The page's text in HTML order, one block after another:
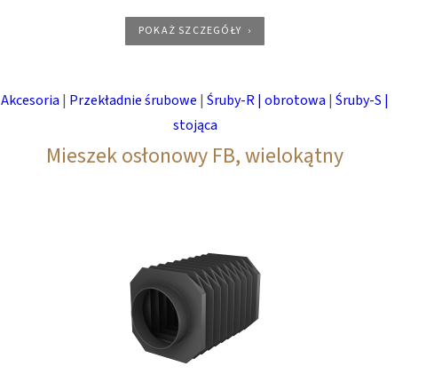
POKAŻ SZCZEGÓŁY
Akcesoria | Przekładnie śrubowe |Śruby-R | obrotowa |Śruby-S |
stojąca
Mieszek osłonowy FB, wielokątny